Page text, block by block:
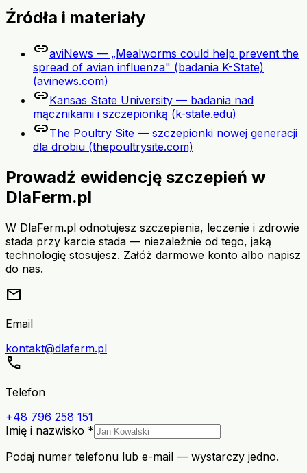
Źródła i materiały
linkaviNews — „Mealworms could help prevent the
spread of avian influenza" (badania K-State)
(avinews.com)
linkKansas State University — badania nad
mącznikami i szczepionką (k-state.edu)
linkThe Poultry Site — szczepionki nowej generacji
dla drobiu (thepoultrysite.com)
Prowadź ewidencję szczepień w
DlaFerm.pl
W DlaFerm.pl odnotujesz szczepienia, leczenie i zdrowie
stada przy karcie stada — niezależnie od tego, jaką
technologię stosujesz. Załóż darmowe konto albo napisz
do nas.
mail
Email
kontakt@dlaferm.pl
call
Telefon
+48 796 258 151
Imię i nazwisko *
Podaj numer telefonu lub e-mail — wystarczy jedno.